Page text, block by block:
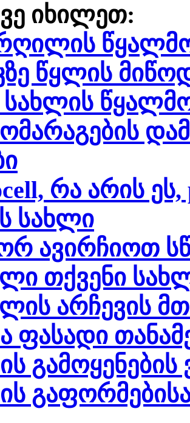
იხილეთ:
წყლის
რა არის ეს,
სახლი
ავირჩიოთ
თქვენი
არჩევის
ფასადი